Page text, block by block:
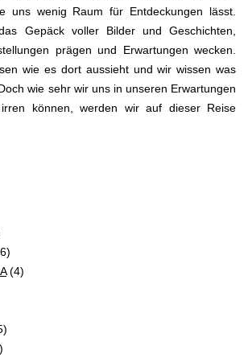
uns wenig Raum für Entdeckungen lässt.
Gepäck voller Bilder und Geschichten,
prägen und Erwartungen wecken.
wie es dort aussieht und wir wissen was
wie sehr wir uns in unseren Erwartungen
können, werden wir auf dieser Reise
(4)